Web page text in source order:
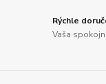
Rýchle
Vaša